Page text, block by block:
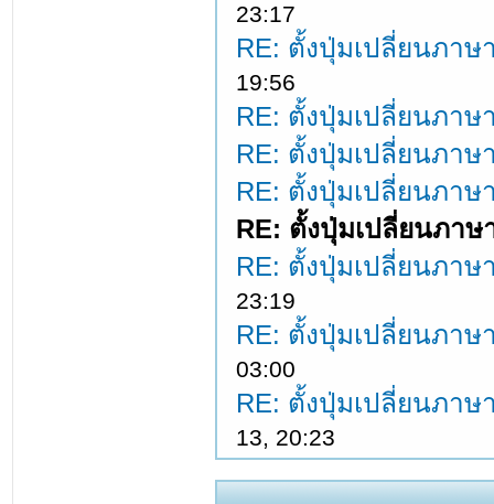
23:17
RE: ตั้งปุ่มเปลี่ยนภาษ
19:56
RE: ตั้งปุ่มเปลี่ยนภาษ
RE: ตั้งปุ่มเปลี่ยนภาษ
RE: ตั้งปุ่มเปลี่ยนภาษ
RE: ตั้งปุ่มเปลี่ยนภาษ
RE: ตั้งปุ่มเปลี่ยนภาษ
23:19
RE: ตั้งปุ่มเปลี่ยนภาษ
03:00
RE: ตั้งปุ่มเปลี่ยนภาษ
13, 20:23